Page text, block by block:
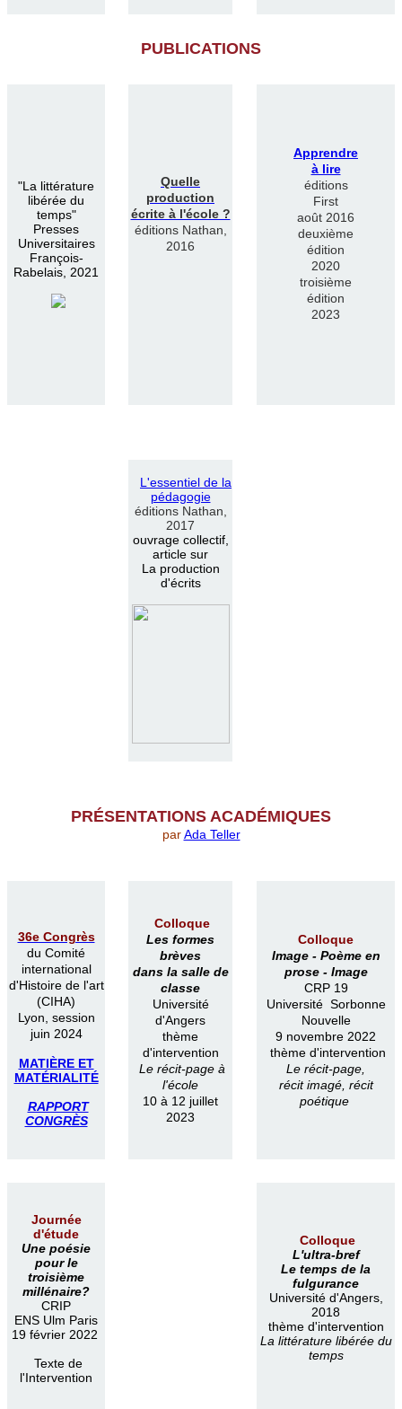
PUBLICATIONS
"La littérature
libérée du
temps"
Presses
Universitaires
François-
Rabelais, 2021
Quelle
production
écrite à l'école ?
éditions Nathan,
2016
Apprendre
à lire
éditions
First
août 2016
deuxième
édition
2020
troisième
édition
2023
L'essentiel de la
pédagogie
éditions Nathan,
2017
ouvrage collectif,
article sur
La production
d'écrits
PRÉSENTATIONS ACADÉMIQUES
parAda Teller
36e Congrès
du Comité
international
d'Histoire de l'art
(CIHA)
Lyon, session
juin 2024
MATIÈRE ET
MATÉRIALITÉ
RAPPORT
CONGRÈS
Colloque
Les formes
brèves
dans la salle de
classe
Université
d'Angers
thème
d'intervention
Le récit-page à
l'école
10 à 12 juillet
2023
Colloque
Image - Poème en
prose - Image
CRP 19
Université Sorbonne
Nouvelle
9 novembre 2022
thème d'intervention
Le récit-page,
récit imagé, récit
poétique
Journée
d'étude
Une poésie
pour le
troisième
millénaire?
CRIP
ENS Ulm Paris
19 février 2022
Texte de
l'Intervention
Colloque
L'ultra-bref
Le temps de la
fulgurance
Université d'Angers,
2018
thème d'intervention
La littérature libérée du
temps